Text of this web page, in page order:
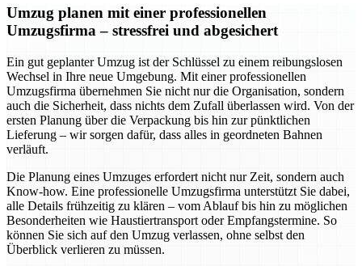
Umzug planen mit einer professionellen
Umzugsfirma – stressfrei und abgesichert
Ein gut geplanter Umzug ist der Schlüssel zu einem reibungslosen
Wechsel in Ihre neue Umgebung. Mit einer professionellen
Umzugsfirma übernehmen Sie nicht nur die Organisation, sondern
auch die Sicherheit, dass nichts dem Zufall überlassen wird. Von der
ersten Planung über die Verpackung bis hin zur pünktlichen
Lieferung – wir sorgen dafür, dass alles in geordneten Bahnen
verläuft.
Die Planung eines Umzuges erfordert nicht nur Zeit, sondern auch
Know-how. Eine professionelle Umzugsfirma unterstützt Sie dabei,
alle Details frühzeitig zu klären – vom Ablauf bis hin zu möglichen
Besonderheiten wie Haustiertransport oder Empfangstermine. So
können Sie sich auf den Umzug verlassen, ohne selbst den
Überblick verlieren zu müssen.